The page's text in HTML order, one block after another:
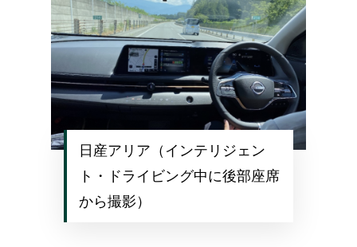
日産アリア（インテリジェン
ト・ドライビング中に後部座席
から撮影）